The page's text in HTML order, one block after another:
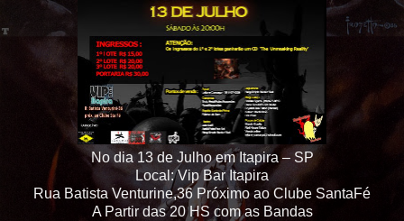
No dia 13 de Julho em Itapira – SP
Local: Vip Bar Itapira
Rua Batista Venturine,36 Próximo ao Clube SantaFé
A Partir das 20 HS com as Bandas